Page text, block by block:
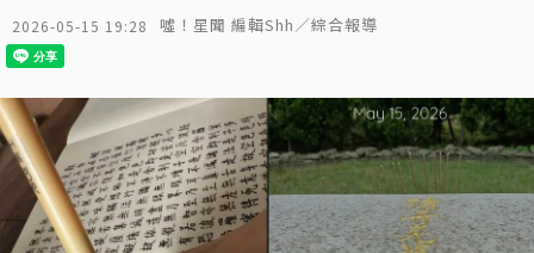
2026-05-15 19:28 噓！星聞 編輯Shh／綜合報導